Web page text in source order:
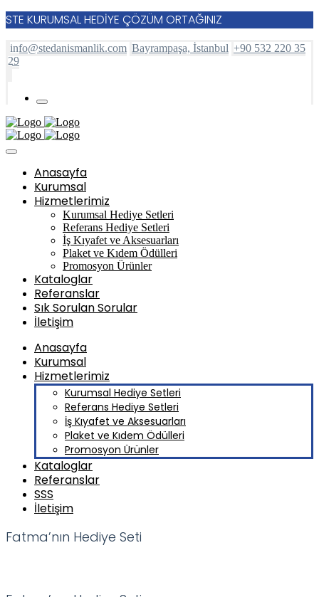
STE KURUMSAL HEDİYE ÇÖZÜM ORTAĞINIZ
info@stedanismanlik.com Bayrampaşa, İstanbul +90 532 220 35
29
Anasayfa
Kurumsal
Hizmetlerimiz
Kurumsal Hediye Setleri
Referans Hediye Setleri
İş Kıyafet ve Aksesuarları
Plaket ve Kıdem Ödülleri
Promosyon Ürünler
Kataloglar
Referanslar
Sık Sorulan Sorular
İletişim
Anasayfa
Kurumsal
Hizmetlerimiz
Kurumsal Hediye Setleri
Referans Hediye Setleri
İş Kıyafet ve Aksesuarları
Plaket ve Kıdem Ödülleri
Promosyon Ürünler
Kataloglar
Referanslar
SSS
İletişim
Fatma’nın Hediye Seti